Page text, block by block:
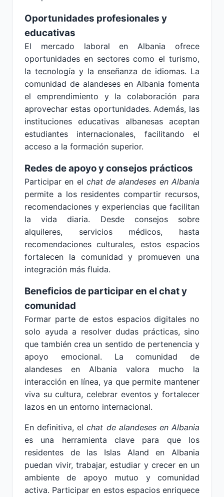
Oportunidades profesionales y
educativas
El mercado laboral en Albania ofrece
oportunidades en sectores como el turismo,
la tecnología y la enseñanza de idiomas. La
comunidad de alandeses en Albania fomenta
el emprendimiento y la colaboración para
aprovechar estas oportunidades. Además, las
instituciones educativas albanesas aceptan
estudiantes internacionales, facilitando el
acceso a la formación superior.
Redes de apoyo y consejos prácticos
Participar en el chat de alandeses en Albania
permite a los residentes compartir recursos,
recomendaciones y experiencias que facilitan
la vida diaria. Desde consejos sobre
alquileres, servicios médicos, hasta
recomendaciones culturales, estos espacios
fortalecen la comunidad y promueven una
integración más fluida.
Beneficios de participar en el chat y
comunidad
Formar parte de estos espacios digitales no
solo ayuda a resolver dudas prácticas, sino
que también crea un sentido de pertenencia y
apoyo emocional. La comunidad de
alandeses en Albania valora mucho la
interacción en línea, ya que permite mantener
viva su cultura, celebrar eventos y fortalecer
lazos en un entorno internacional.
En definitiva, elchat de alandeses en Albania
es una herramienta clave para que los
residentes de las Islas Aland en Albania
puedan vivir, trabajar, estudiar y crecer en un
ambiente de apoyo mutuo y comunidad
activa. Participar en estos espacios enriquece